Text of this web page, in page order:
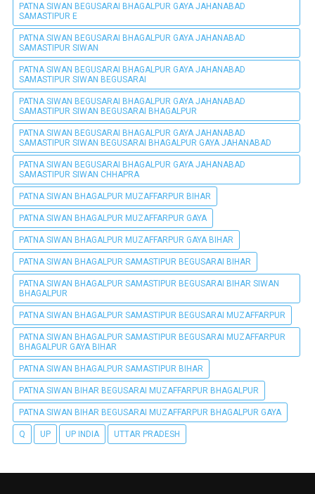
PATNA SIWAN BEGUSARAI BHAGALPUR GAYA JAHANABAD
SAMASTIPUR E
PATNA SIWAN BEGUSARAI BHAGALPUR GAYA JAHANABAD
SAMASTIPUR SIWAN
PATNA SIWAN BEGUSARAI BHAGALPUR GAYA JAHANABAD
SAMASTIPUR SIWAN BEGUSARAI
PATNA SIWAN BEGUSARAI BHAGALPUR GAYA JAHANABAD
SAMASTIPUR SIWAN BEGUSARAI BHAGALPUR
PATNA SIWAN BEGUSARAI BHAGALPUR GAYA JAHANABAD
SAMASTIPUR SIWAN BEGUSARAI BHAGALPUR GAYA JAHANABAD
PATNA SIWAN BEGUSARAI BHAGALPUR GAYA JAHANABAD
SAMASTIPUR SIWAN CHHAPRA
PATNA SIWAN BHAGALPUR MUZAFFARPUR BIHAR
PATNA SIWAN BHAGALPUR MUZAFFARPUR GAYA
PATNA SIWAN BHAGALPUR MUZAFFARPUR GAYA BIHAR
PATNA SIWAN BHAGALPUR SAMASTIPUR BEGUSARAI BIHAR
PATNA SIWAN BHAGALPUR SAMASTIPUR BEGUSARAI BIHAR SIWAN
BHAGALPUR
PATNA SIWAN BHAGALPUR SAMASTIPUR BEGUSARAI MUZAFFARPUR
PATNA SIWAN BHAGALPUR SAMASTIPUR BEGUSARAI MUZAFFARPUR
BHAGALPUR GAYA BIHAR
PATNA SIWAN BHAGALPUR SAMASTIPUR BIHAR
PATNA SIWAN BIHAR BEGUSARAI MUZAFFARPUR BHAGALPUR
PATNA SIWAN BIHAR BEGUSARAI MUZAFFARPUR BHAGALPUR GAYA
Q UP UP INDIA UTTAR PRADESH